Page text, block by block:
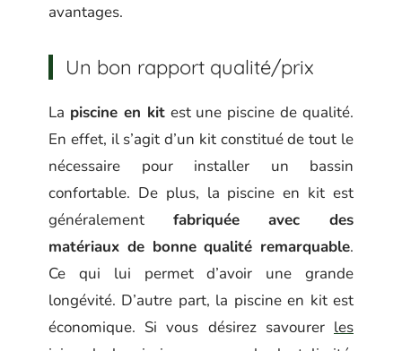
avantages.
Un bon rapport qualité/prix
La piscine en kitest une piscine de qualité.
En effet, il s’agit d’un kit constitué de tout le
nécessaire pour installer un bassin
confortable. De plus, la piscine en kit est
généralement fabriquée avec des
matériaux de bonne qualité remarquable.
Ce qui lui permet d’avoir une grande
longévité. D’autre part, la piscine en kit est
économique. Si vous désirez savourer les